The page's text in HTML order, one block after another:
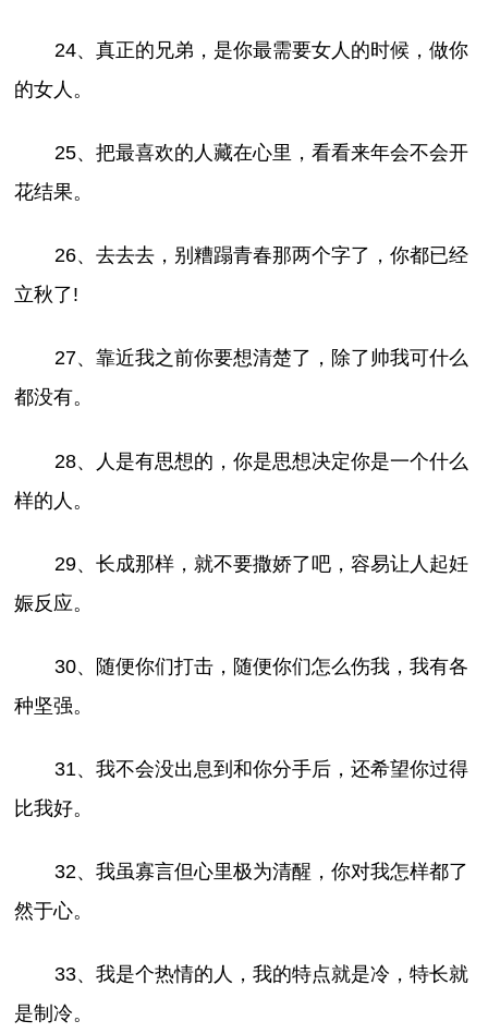
24、真正的兄弟，是你最需要女人的时候，做你
的女人。
25、把最喜欢的人藏在心里，看看来年会不会开
花结果。
26、去去去，别糟蹋青春那两个字了，你都已经
立秋了!
27、靠近我之前你要想清楚了，除了帅我可什么
都没有。
28、人是有思想的，你是思想决定你是一个什么
样的人。
29、长成那样，就不要撒娇了吧，容易让人起妊
娠反应。
30、随便你们打击，随便你们怎么伤我，我有各
种坚强。
31、我不会没出息到和你分手后，还希望你过得
比我好。
32、我虽寡言但心里极为清醒，你对我怎样都了
然于心。
33、我是个热情的人，我的特点就是冷，特长就
是制冷。